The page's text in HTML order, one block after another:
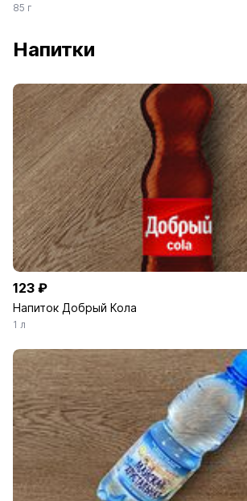
85 г
Напитки
123 ₽
Напиток Добрый Кола
1 л